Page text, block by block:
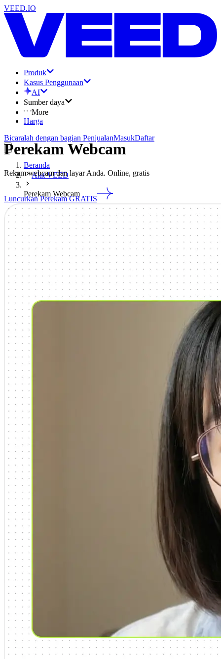
VEED.IO
Produk
Kasus Penggunaan
AI
Sumber daya
More
Harga
Bicaralah dengan bagian PenjualanMasukDaftar
Beranda
Alat VEED
Perekam Webcam
Perekam Webcam
Rekam webcam dan layar Anda. Online, gratis
Luncurkan Perekam GRATIS